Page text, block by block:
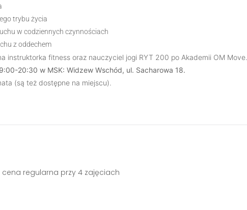
trybu życia
w codziennych czynnościach
z oddechem
instruktorka fitness oraz nauczyciel jogi RYT 200 po Akademii OM Move.
20:30 w MSK: Widzew Wschód, ul. Sacharowa 18.
(są też dostępne na miejscu).
cena regularna przy 4 zajęciach